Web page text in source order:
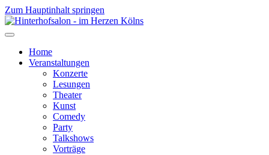
Zum Hauptinhalt springen
Home
Veranstaltungen
Konzerte
Lesungen
Theater
Kunst
Comedy
Party
Talkshows
Vorträge